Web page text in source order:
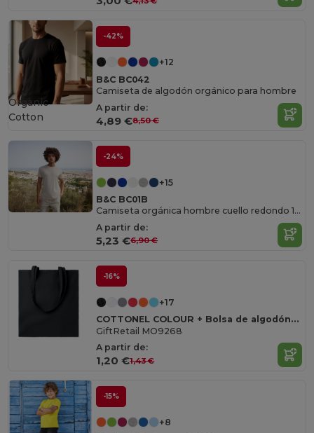
-42%
+12
B&C BC042
Camiseta de algodón orgánico para hombre
A partir de:
4,89 €8,50 €
Organic
Cotton
-24%
+15
B&C BC01B
Camiseta orgánica hombre cuello redondo 150
A partir de:
5,23 €6,90 €
-16%
+17
COTTONEL COLOUR + Bolsa de algodón 140 gr / m²
GiftRetail MO9268
A partir de:
1,20 €1,43 €
-15%
+8